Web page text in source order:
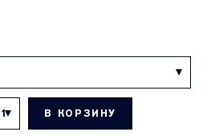
В КОРЗИНУ